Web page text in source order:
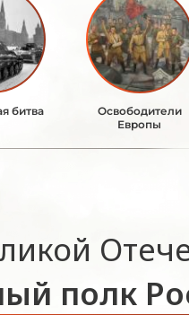
битва
Освободители
Европы
полк